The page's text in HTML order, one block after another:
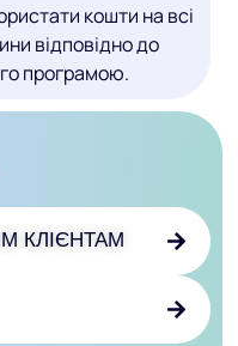
кошти на всі
відповідно до
програмою.
КЛІЄНТАМ